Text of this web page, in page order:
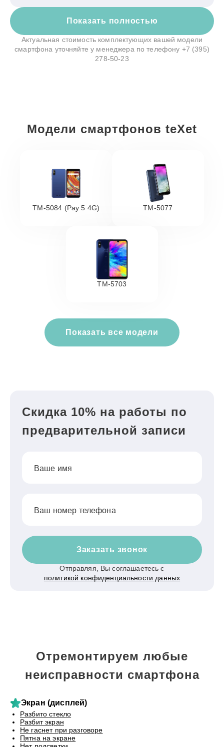
Показать полностью
Актуальная стоимость комплектующих вашей модели
смартфона уточняйте у менеджера по телефону +7 (395)
278-50-23
Модели смартфонов teXet
TM-5084 (Pay 5 4G) TM-5077
TM-5703
Показать все модели
Скидка 10% на работы по
предварительной записи
Ваше имя
Ваш номер телефона
Заказать звонок
Отправляя, Вы соглашаетесь с
политикой конфиденциальности данных
Отремонтируем любые
неисправности смартфона
Экран (дисплей)
Разбито стекло
Разбит экран
Не гаснет при разговоре
Пятна на экране